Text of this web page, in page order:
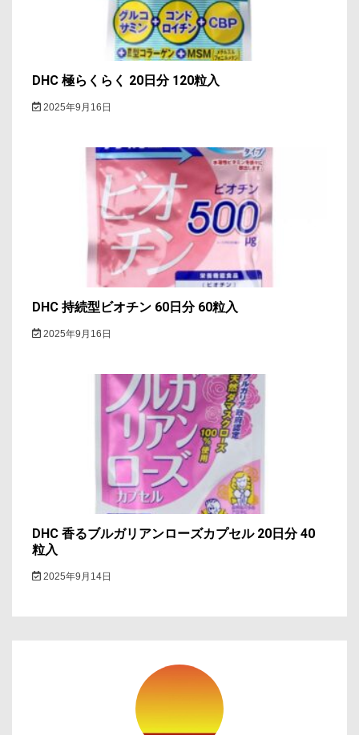
DHC 極らくらく 20日分 120粒入
2025年9月16日
DHC 持続型ビオチン 60日分 60粒入
2025年9月16日
DHC 香るブルガリアンローズカプセル 20日分 40
粒入
2025年9月14日